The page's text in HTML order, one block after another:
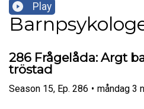
Play
286 Frågelåda: Argt
tröstad
Season 15, Ep. 286 • måndag 3